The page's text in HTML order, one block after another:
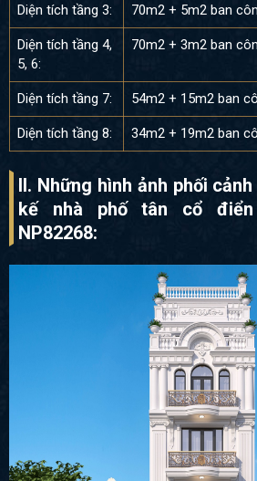
Diện tích tầng 3: 70m2 + 5m2 ban
Diện tích tầng 4,
5, 6:
70m2 + 3m2 ban
Diện tích tầng 7: 54m2 + 15m2 ban
Diện tích tầng 8: 34m2 + 19m2 ban
II. Những hình ảnh phối cảnh
kế nhà phố tân cổ
NP82268: